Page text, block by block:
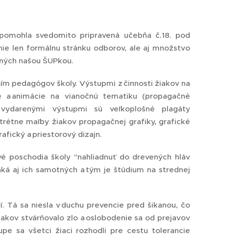
svedomito pripravená učebňa č.18. pod
len formálnu stránku odborov, ale aj množstvo
našou ŠUPkou.
pedagógov školy. Výstupmi z činnosti žiakov na
animácie na vianočnú tematiku (propagačné
výstupmi sú veľkoplošné plagáty
maľby žiakov propagačnej grafiky, grafické
a priestorový dizajn.
poschodia školy "nahliadnuť do drevených hláv
aj ich samotných a tým je štúdium na strednej
sa niesla v duchu prevencie pred šikanou, čo
stvárňovalo zlo a oslobodenie sa od prejavov
sa všetci žiaci rozhodli pre cestu tolerancie